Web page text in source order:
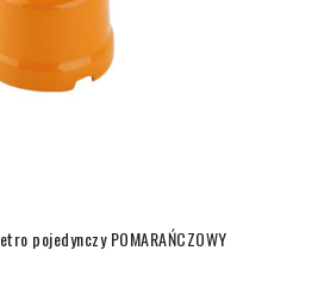
pojedynczy POMARAŃCZOWY